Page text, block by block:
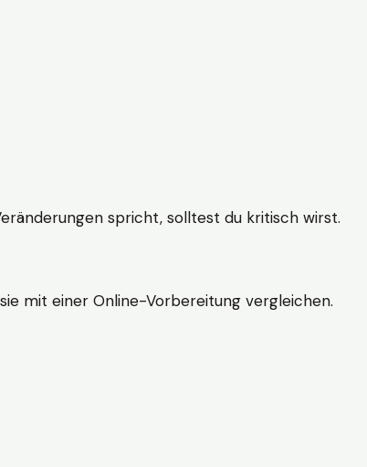
spricht, solltest du kritisch wirst.
mit einer Online-Vorbereitung vergleichen.